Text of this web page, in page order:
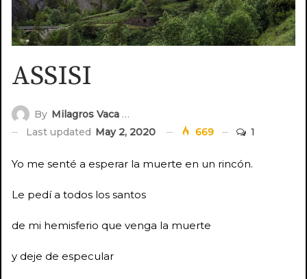
ASSISI
By Milagros Vaca Narvaja
Last updated May 2, 2020 669 1
Yo me senté a esperar la muerte en un rincón.
Le pedí a todos los santos
de mi hemisferio que venga la muerte
y deje de especular